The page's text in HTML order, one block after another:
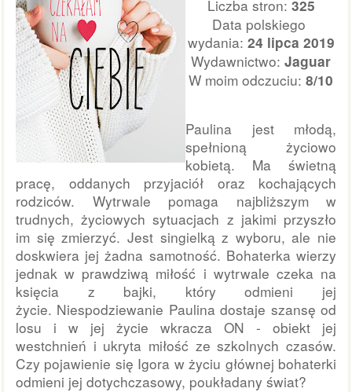
Liczba stron: 325
Data polskiego
wydania: 24 lipca 2019
Wydawnictwo: Jaguar
W moim odczuciu: 8/10
Paulina jest młodą,
spełnioną życiowo
kobietą. Ma świetną
pracę, oddanych przyjaciół oraz kochających
rodziców. Wytrwale pomaga najbliższym w
trudnych, życiowych sytuacjach z jakimi przyszło
im się zmierzyć. Jest singielką z wyboru, ale nie
doskwiera jej żadna samotność. Bohaterka wierzy
jednak w prawdziwą miłość i wytrwale czeka na
księcia z bajki, który odmieni jej
życie. Niespodziewanie Paulina dostaje szansę od
losu i w jej życie wkracza ON - obiekt jej
westchnień i ukryta miłość ze szkolnych czasów.
Czy pojawienie się Igora w życiu głównej bohaterki
odmieni jej dotychczasowy, poukładany świat?